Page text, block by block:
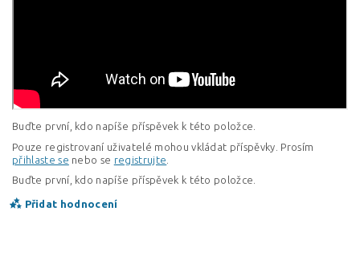
Buďte první, kdo napíše příspěvek k této položce.
Pouze registrovaní uživatelé mohou vkládat příspěvky. Prosím
přihlaste se nebo se registrujte
Buďte první, kdo napíše příspěvek k této položce.
Přidat hodnocení